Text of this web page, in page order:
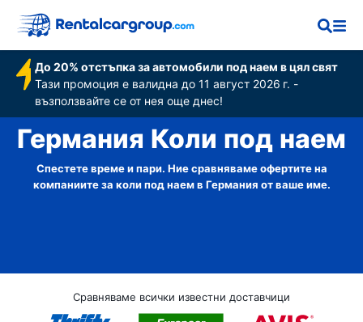
До 20% отстъпка за автомобили под наем в цял свят
Тази промоция е валидна до 11 август 2026 г. -
възползвайте се от нея още днес!
Германия Коли под наем
Спестете време и пари. Ние сравняваме офертите на
компаниите за коли под наем в Германия от ваше име.
Сравняваме всички известни доставчици